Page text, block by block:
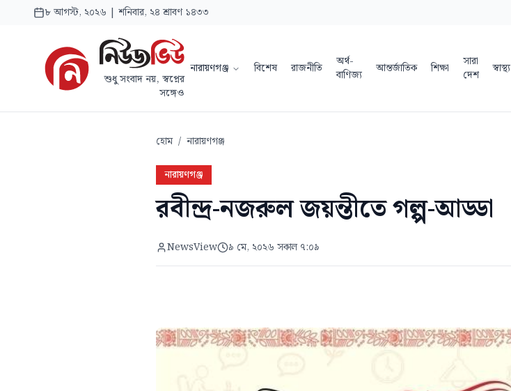
৮ আগস্ট, ২০২৬ | শনিবার, ২৪ শ্রাবণ ১৪৩৩
শুধু সংবাদ নয়, স্বপ্নের
সঙ্গেও
নারায়ণগঞ্জ বিশেষ রাজনীতি
অর্থ-
বাণিজ্য
আন্তর্জাতিক শিক্ষা
সারা
দেশ
স্বাস্থ্য
হোম / নারায়ণগঞ্জ
নারায়ণগঞ্জ
রবীন্দ্র-নজরুল জয়ন্তীতে গল্প-আড্ডা
NewsView ৯ মে, ২০২৬ সকাল ৭:০৯